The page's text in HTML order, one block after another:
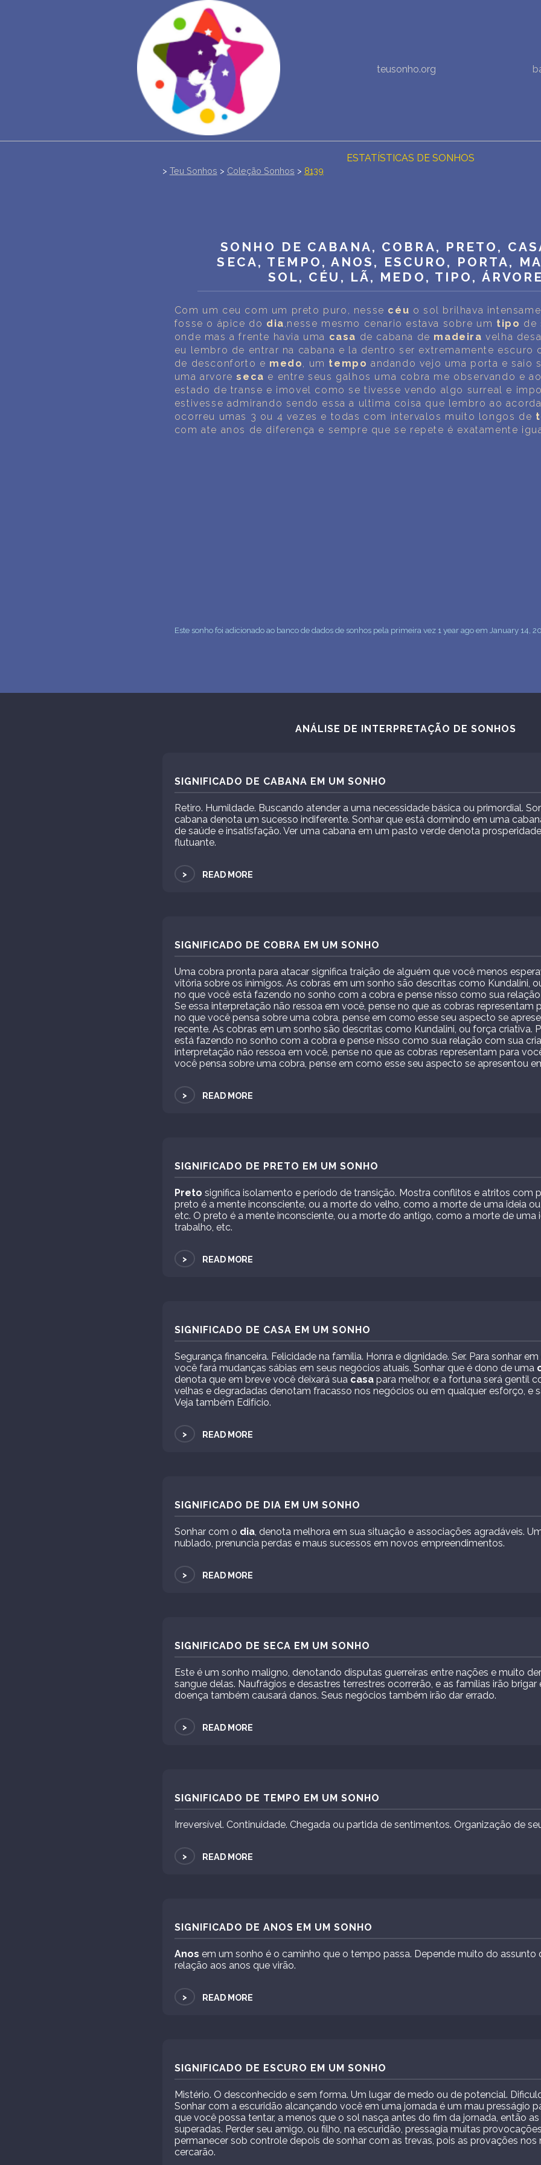
teusonho.org
DIÁRIO DOS SEUS SONHOS (0)
ESTATÍSTICAS DE SONHOS
PERGUNTAS FREQUENTES
INTERPRETAÇÃO PESSOAL DOS SONHOS
POLÍTICA DE PRIVACIDADE
TERMOS DE USO
3
> Teu Sonhos > Coleção Sonhos > 8139
SONHO DE CABANA, COBRA, PRETO,
SECA, TEMPO, ANOS, ESCURO, PORTA,
SOL, CÉU, LÃ, MEDO, TIPO, ÁRVORE
Com um ceu com um preto puro, nesse céu o sol brilhava
fosse o ápice do dia ,nesse mesmo cenario estava sobre um tipo de
onde mas a frente havia uma casa de cabana de madeira velha
eu lembro de entrar na cabana e la dentro ser extremamente escuro
de desconforto e medo , um tempo andando vejo uma porta e saio
uma arvoreseca e entre seus galhos uma cobra me observando e
estado de transe e imovel como se tivesse vendo algo surreal e
estivesse admirando sendo essa a ultima coisa que lembro ao
ocorreu umas 3 ou 4 vezes e todas com intervalos muito longos de
com ate anos de diferença e sempre que se repete é exatamente
Este sonho foi adicionado ao banco de dados de sonhos pela primeira vez 1 year ago em January 14,
ANÁLISE DE INTERPRETAÇÃO DE SONHOS
SIGNIFICADO DE CABANA EM UM SONHO
Retiro. Humildade. Buscando atender a uma necessidade básica ou primordial.
cabana denota um sucesso indiferente. Sonhar que está dormindo em uma
de saúde e insatisfação. Ver uma cabana em um pasto verde denota
flutuante.
> READ MORE
SIGNIFICADO DE COBRA EM UM SONHO
Uma cobra pronta para atacar significa traição de alguém que você menos
vitória sobre os inimigos. As cobras em um sonho são descritas como Kundalini,
no que você está fazendo no sonho com a cobra e pense nisso como sua
Se essa interpretação não ressoa em você, pense no que as cobras representam
no que você pensa sobre uma cobra, pense em como esse seu aspecto se
recente. As cobras em um sonho são descritas como Kundalini, ou força criativa.
está fazendo no sonho com a cobra e pense nisso como sua relação com sua
interpretação não ressoa em você, pense no que as cobras representam para
você pensa sobre uma cobra, pense em como esse seu aspecto se apresentou
> READ MORE
SIGNIFICADO DE PRETO EM UM SONHO
Preto significa isolamento e período de transição. Mostra conflitos e atritos com
preto é a mente inconsciente, ou a morte do velho, como a morte de uma ideia
etc. O preto é a mente inconsciente, ou a morte do antigo, como a morte de uma
trabalho, etc.
> READ MORE
SIGNIFICADO DE CASA EM UM SONHO
Segurança financeira. Felicidade na família. Honra e dignidade. Ser. Para sonhar
você fará mudanças sábias em seus negócios atuais. Sonhar que é dono de uma
denota que em breve você deixará sua casapara melhor, e a fortuna será gentil
velhas e degradadas denotam fracasso nos negócios ou em qualquer esforço, e
Veja também Edifício.
> READ MORE
SIGNIFICADO DE DIA EM UM SONHO
Sonhar com o dia, denota melhora em sua situação e associações agradáveis.
nublado, prenuncia perdas e maus sucessos em novos empreendimentos.
> READ MORE
SIGNIFICADO DE SECA EM UM SONHO
Este é um sonho maligno, denotando disputas guerreiras entre nações e muito
sangue delas. Naufrágios e desastres terrestres ocorrerão, e as famílias irão brigar
doença também causará danos. Seus negócios também irão dar errado.
> READ MORE
SIGNIFICADO DE TEMPO EM UM SONHO
Irreversível. Continuidade. Chegada ou partida de sentimentos. Organização de
> READ MORE
SIGNIFICADO DE ANOS EM UM SONHO
Anos em um sonho é o caminho que o tempo passa. Depende muito do assunto
relação aos anos que virão.
> READ MORE
SIGNIFICADO DE ESCURO EM UM SONHO
Mistério. O desconhecido e sem forma. Um lugar de medo ou de potencial.
Sonhar com a escuridão alcançando você em uma jornada é um mau presságio
que você possa tentar, a menos que o sol nasça antes do fim da jornada, então
superadas. Perder seu amigo, ou filho, na escuridão, pressagia muitas
permanecer sob controle depois de sonhar com as trevas, pois as provações nos
cercarão.